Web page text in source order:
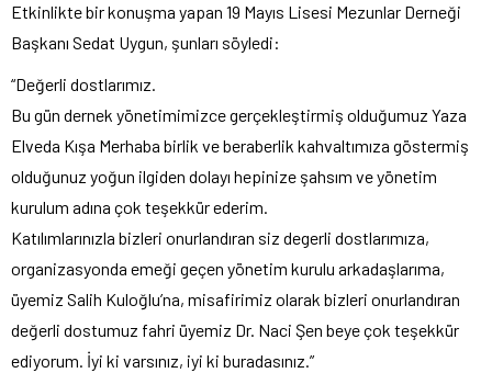
Etkinlikte bir konuşma yapan 19 Mayıs Lisesi Mezunlar Derneği
Başkanı Sedat Uygun, şunları söyledi:
“Değerli dostlarımız.
Bu gün dernek yönetimimizce gerçekleştirmiş olduğumuz Yaza
Elveda Kışa Merhaba birlik ve beraberlik kahvaltımıza göstermiş
olduğunuz yoğun ilgiden dolayı hepinize şahsım ve yönetim
kurulum adına çok teşekkür ederim.
Katılımlarınızla bizleri onurlandıran siz degerli dostlarımıza,
organizasyonda emeği geçen yönetim kurulu arkadaşlarıma,
üyemiz Salih Kuloğlu’na, misafirimiz olarak bizleri onurlandıran
değerli dostumuz fahri üyemiz Dr. Naci Şen beye çok teşekkür
ediyorum. İyi ki varsınız, iyi ki buradasınız.”